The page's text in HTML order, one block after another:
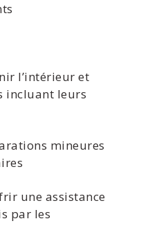
l’intérieur et
incluant leurs
mineures
une assistance
par les